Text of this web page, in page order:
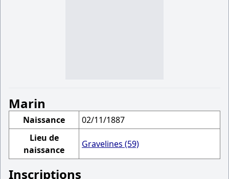
Marin
Naissance
02/11/1887
Lieu de
naissance
Gravelines (59)
Inscriptions